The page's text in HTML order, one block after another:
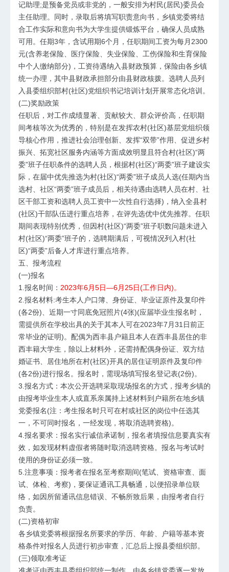
记助理;是预备党员或非党的，一般安排为村民(居民)委员会
主任助理。同时，录取后将填写职责意向书，乡镇党委将结
合工作实际和意向书为大学生提供锻炼平台，确保人员成熟
可用。任期3年，含试用期6个月，任职期间工资为每月2300
元(含养老保险、医疗保险、失业保险、工伤保险和生育保险
中个人缴纳部分)，工资待遇纳入县财政预算，保险由各乡镇
统一办理，其中县财政承担部分由县财政核拨。选聘人员列
入县委组织部村(社区)党组织书记培训计划开展常态化培训。
(二)奖励政策
任职后，对工作成绩显著、贡献较大、群众评价高，任职期
间考核等次为优秀的，特别是在发挥农村(社区)基层党组织领
导核心作用，推进社会治理创新、发挥“双带”作用、促进乡村
振兴、拓宽社区服务内涵等方面成效明显且符合村(社区)“两
委”班子任职条件的选聘人员，根据村(社区)“两委”班子建设实
际，在届中优先推选为村(社区)“两委”班子成员人选(任期内当
选村、社区“两委”班子成员后，相关待遇由选聘人员在村、社
区干部工资和选聘人员工资中一次性自行选择)，纳入全县村
(社区)干部队伍进行重点培养，在评先选优中优先推荐。任职
期间表现特别优秀，但因村(社区)“两委”班子职数问题未进入
村(社区)“两委”班子的，选聘期满后，可视情况列入村(社
区)“两委”后备人才库进行重点培养。
五、报考流程
(一)报名
1.报名时间： 2023年6月5日—6月25日(工作日内)。
2.报名材料:考生本人户口簿、身份证、毕业证原件及复印件
(各2份)、近期一寸同底免冠照片(4张)(应届毕业生报名时，
需提供所在学校出具的关于其本人可在2023年7月31日前正
常毕业的证明)。配偶为西丰县户籍且本人在西丰县居住的非
西丰籍大学生，除以上材料外，还需持配偶身份证、双方结
婚证书、居住地所在村(社区)开具的居住证明原件及复印件
(各2份)进行报名。报名时，需现场填写报名登记表(2份)。
3.报名方式：本次公开选聘采取现场报名的方式，报考乡镇的
由报考毕业生本人或直系亲属持上述材料到户籍所在地乡镇
党委报名(注：考生报名时只可在村或社区的岗位中任选其
一，不可同时报名，一经发现，将取消选聘资格)。
4.报名要求：报名实行诚信承诺制，报名者填报信息要真实有
效，如发现材料虚假者将随时取消选聘资格。报名与考试时
使用的身份证必须一致。
5.注意事项：报考者在报名至考察期间(笔试、资格审查、面
试、体检、考察)，要保证通讯工具畅通，以便招录单位联
络，如因所留通讯信息错误、不畅所致后果，由报考者自行
负责。
(二)资格初审
各乡镇党委将根据报名所要求的学历、年龄、户籍等基本资
格条件对报名人员进行初步审查，汇总后上报县委组织部。
(三)领取准考证